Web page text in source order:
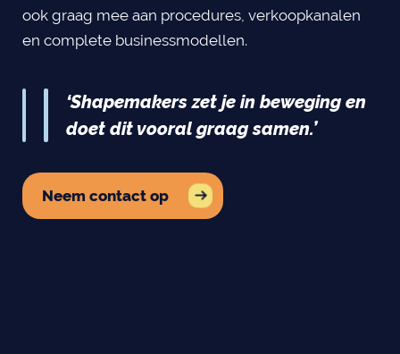
ook graag mee aan procedures, verkoopkanalen
en complete businessmodellen.
‘Shapemakers zet je in beweging en
doet dit vooral graag samen.’
Neem contact op